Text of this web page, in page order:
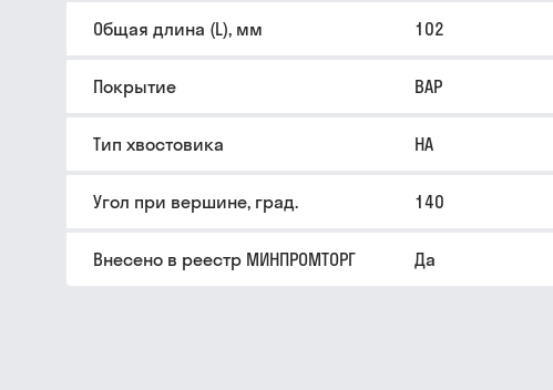
Общая длина (L), мм 102
Покрытие BAP
Тип хвостовика HA
Угол при вершине, град. 140
Внесено в реестр МИНПРОМТОРГ Да